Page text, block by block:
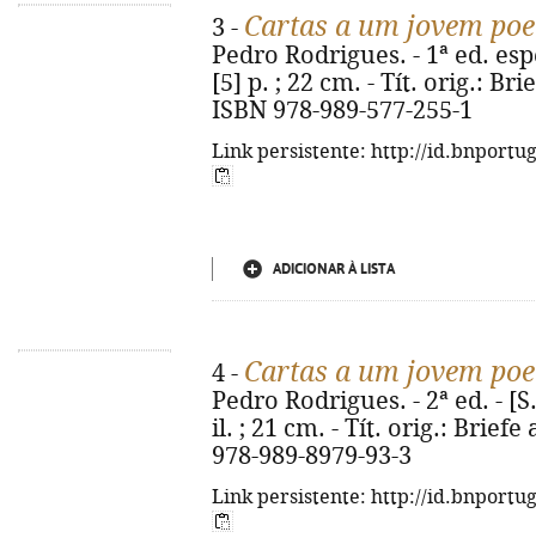
3 - Cartas a um jovem
Pedro Rodrigues. - 1ª ed.
[5] p. ; 22 cm. - Tít. orig.:
ISBN 978-989-577-255-1
Link persistente: http://
ADICIONAR À LISTA
4 - Cartas a um jovem
Pedro Rodrigues. - 2ª ed. -
il. ; 21 cm. - Tít. orig.: Briefe
978-989-8979-93-3
Link persistente: http://